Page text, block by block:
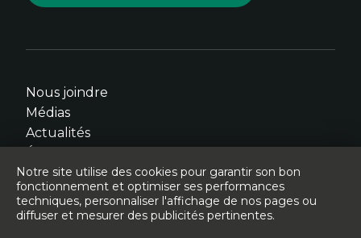
fenêtre.
fenêtre.
fenêtre.
fenêtre.
fenêtre.
Nous joindre
Médias
Actualités
© Université de l'Ontario français - 2026
Notre site utilise des cookies pour garantir son bon
fonctionnement et optimiser ses performances
techniques, personnaliser l'affichage de nos pages ou
diffuser et mesurer des publicités pertinentes.